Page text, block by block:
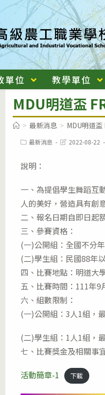
單位 教學單位
MDU明道盃
> 最新消息 > MDU明道盃
Post最新消息
Post2022-08-22
說明：
一、為提倡學生舞蹈互
人的美好，營造具有創
二、報名日期自即日起
三、參賽資格：
(一)公開組：全國不分
(二)學生組：民國88年
四、比賽地點：明道大
五、比賽時間：111年9
六、組數限制：
(一)公開組：3人1組，
(二)學生組：1人1組，
七、比賽獎金及相關事
活動簡章-1
下載